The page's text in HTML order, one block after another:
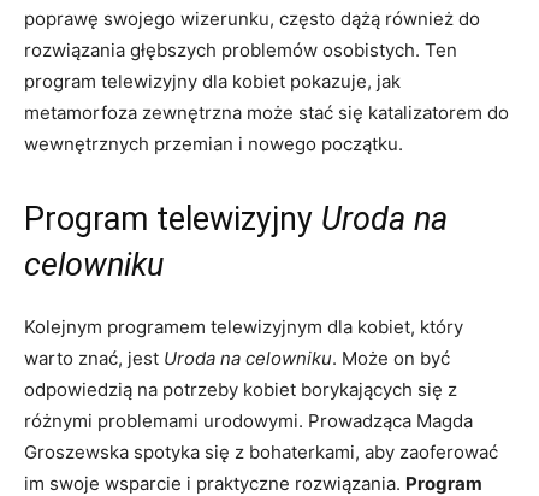
poprawę swojego wizerunku, często dążą również do
rozwiązania głębszych problemów osobistych. Ten
program telewizyjny dla kobiet pokazuje, jak
metamorfoza zewnętrzna może stać się katalizatorem do
wewnętrznych przemian i nowego początku.
Program telewizyjny Uroda na
celowniku
Kolejnym programem telewizyjnym dla kobiet, który
warto znać, jest Uroda na celowniku. Może on być
odpowiedzią na potrzeby kobiet borykających się z
różnymi problemami urodowymi. Prowadząca Magda
Groszewska spotyka się z bohaterkami, aby zaoferować
im swoje wsparcie i praktyczne rozwiązania. Program